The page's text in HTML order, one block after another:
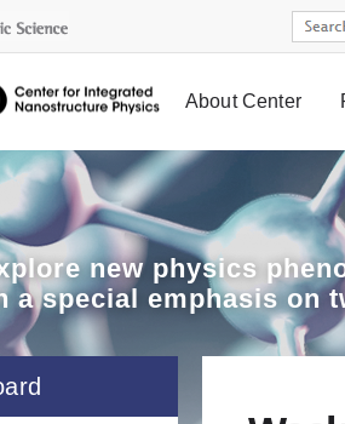
About Center
new physics
a special emphasis on